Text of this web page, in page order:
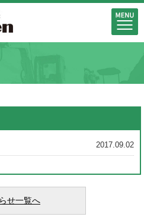
2017.09.02
せ一覧へ